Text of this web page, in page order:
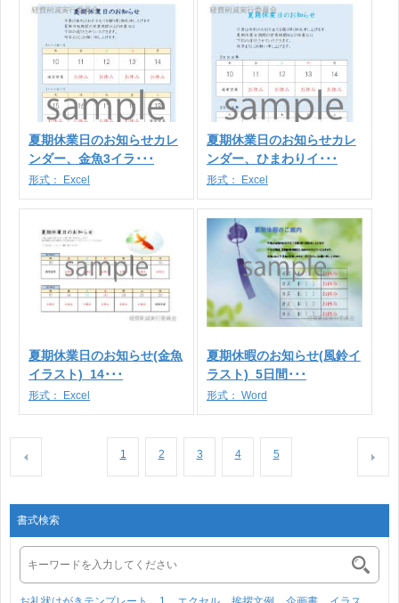
夏期休業日のお知らせカレ
ンダー、金魚3イラ･･･
形式： Excel
夏期休業日のお知らせカレ
ンダー、ひまわりイ･･･
形式： Excel
夏期休業日のお知らせ(金魚
イラスト)_14･･･
形式： Excel
夏期休暇のお知らせ(風鈴イ
ラスト)_5日間･･･
形式： Word
1 2 3 4 5
書式検索